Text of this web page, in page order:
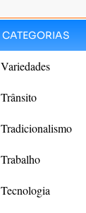
CATEGORIAS
Variedades
Trânsito
Tradicionalismo
Trabalho
Tecnologia